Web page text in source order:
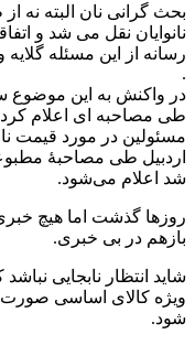
بحث گرانی نان البته نه
نانوایان نقل می شد و
رسانه از این مسئله گلایه
.
در واکنش به این موضوع
طی مصاحبه ای اعلام کرد
مسئولین در مورد قیمت
اردبیل طی مصاحبۀ
شد اعلام می‌شود.
روزها گذشت اما هیچ
بازهم در بی خبری.
شاید انتظار نابجایی
ویژه کالای اساسی صورت
شود.